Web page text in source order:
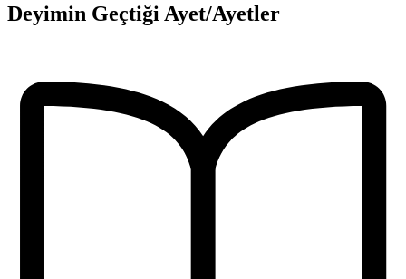
Deyimin Geçtiği Ayet/Ayetler